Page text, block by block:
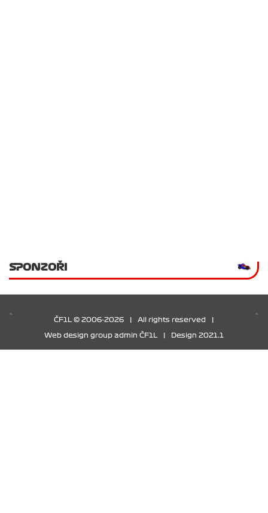
SPONZOŘI
ČF1L © 2006-2026 All rights reserved
Web design group admin ČF1L Design 2021.1